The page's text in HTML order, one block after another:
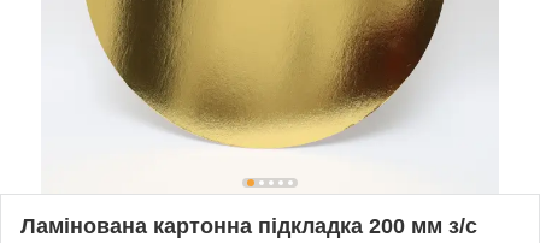
Ламінована картонна підкладка 200 мм з/с